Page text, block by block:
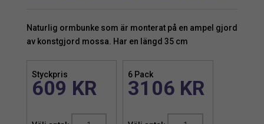
Naturlig ormbunke som är monterat på en ampel gjord
av konstgjord mossa. Har en längd 35 cm
Styckpris
609 KR
6 Pack
3106 KR